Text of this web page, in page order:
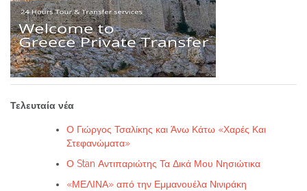
Τελευταία νέα
Ο Γιώργος Τσαλίκης και Άνω Κάτω «Χαρές Και
Στεφανώματα»
Ο Stan Αντιπαριώτης Τα Δικά Μου Νησιώτικα
«ΜΕΛΙΝΑ» από την Εμμανουέλα Νινιράκη